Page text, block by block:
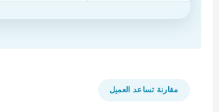
مقارنة تساعد العميل